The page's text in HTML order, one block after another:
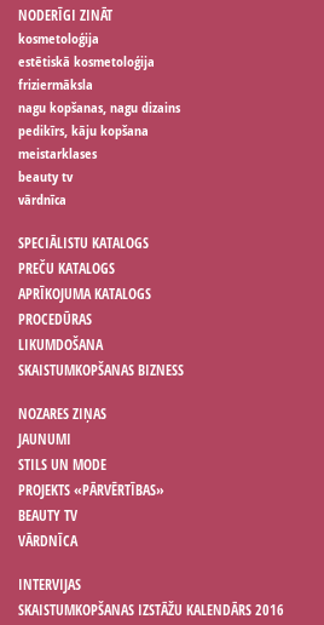
NODERĪGI ZINĀT
kosmetoloģija
estētiskā kosmetoloģija
friziermāksla
nagu kopšanas, nagu dizains
pedikīrs, kāju kopšana
meistarklases
beauty tv
vārdnīca
SPECIĀLISTU KATALOGS
PREČU KATALOGS
APRĪKOJUMA KATALOGS
PROCEDŪRAS
LIKUMDOŠANA
SKAISTUMKOPŠANAS BIZNESS
NOZARES ZIŅAS
JAUNUMI
STILS UN MODE
PROJEKTS «PĀRVĒRTĪBAS»
BEAUTY TV
VĀRDNĪCA
INTERVIJAS
SKAISTUMKOPŠANAS IZSTĀŽU KALENDĀRS 2016